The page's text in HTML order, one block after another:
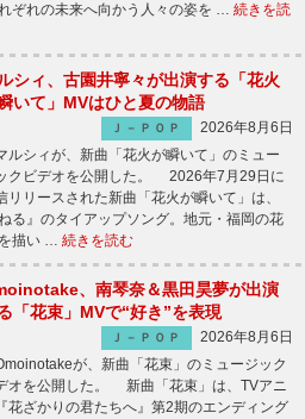
ぞれの未来へ向かう人々の姿を … 続きを読
シィ、古園井寧々が出演する「花火
いて」MVはひと夏の物語
Ｊ－ＰＯＰ
2026年8月6日
ルシィが、新曲「花火が瞬いて」のミュー
クビデオを公開した。 2026年7月29日に
リリースされた新曲「花火が瞬いて」は、
る』のタイアップソング。地元・福岡の花
描い … 続きを読む
、南琴奈＆黒田昊夢が出演
「花束」MVで“好き”を表現
Ｊ－ＰＯＰ
2026年8月6日
が、新曲「花束」のミュージック
オを公開した。 新曲「花束」は、TVアニ
花ざかりの君たちへ』第2期のエンディング